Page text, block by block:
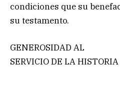
condiciones que su
su testamento.
GENEROSIDAD AL
SERVICIO DE LA HISTORIA